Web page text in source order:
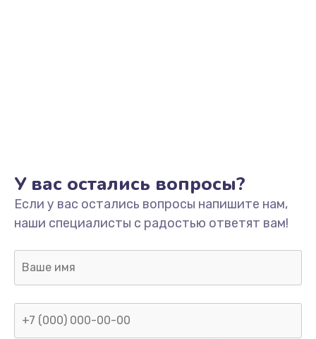
Замена/Pемонт карбюратора
1300 руб.
Заказать
Ремонт капиллярной трубки
400 руб.
У вас остались вопросы?
Если у вас остались вопросы напишите нам,
наши специалисты с радостью ответят вам!